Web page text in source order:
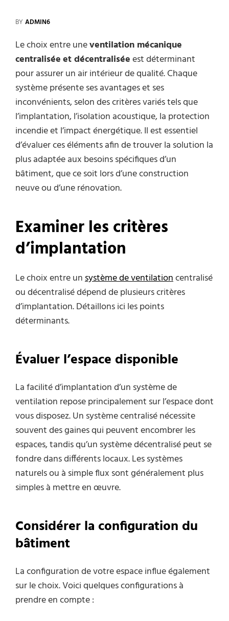
BY ADMIN6
Le choix entre uneventilation mécanique
centraliséeet décentraliséeest déterminant
pour assurer un air intérieur de qualité. Chaque
système présente ses avantages et ses
inconvénients, selon des critères variés tels que
l’implantation, l’isolation acoustique, la protection
incendie et l’impact énergétique. Il est essentiel
d’évaluer ces éléments afin de trouver la solution la
plus adaptée aux besoins spécifiques d’un
bâtiment, que ce soit lors d’une construction
neuve ou d’une rénovation.
Examiner les critères
d’implantation
Le choix entre unsystème de ventilationcentralisé
ou décentralisé dépend de plusieurs critères
d’implantation. Détaillons ici les points
déterminants.
Évaluer l’espace disponible
La facilité d’implantation d’un système de
ventilation repose principalement sur l’espace dont
vous disposez. Un système centralisé nécessite
souvent des gaines qui peuvent encombrer les
espaces, tandis qu’un système décentralisé peut se
fondre dans différents locaux. Les systèmes
naturels ou à simple flux sont généralement plus
simples à mettre en œuvre.
Considérer la configuration du
bâtiment
La configuration de votre espace influe également
sur le choix. Voici quelques configurations à
prendre en compte :